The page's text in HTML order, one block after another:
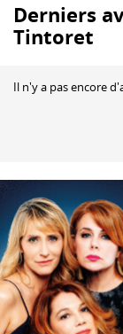
Derniers
Tintoret
Il n'y a pas encore